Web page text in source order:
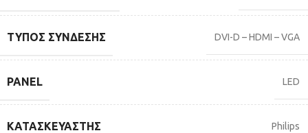
ΤΎΠΟΣ ΣΎΝΔΕΣΗΣ DVI-D – HDMI – VGA
PANEL LED
ΚΑΤΑΣΚΕΥΑΣΤΉΣ Philips